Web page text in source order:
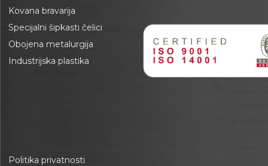
Kovana bravarija
Specijalni šipkasti čelici
Obojena metalurgija
Industrijska plastika
Politika privatnosti